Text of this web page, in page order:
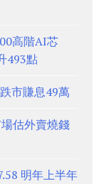
高階AI芯
493點
市賺息49萬
估外賣燒錢
明年上半年